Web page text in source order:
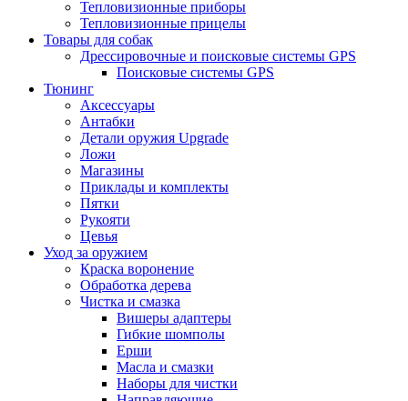
Тепловизионные приборы
Тепловизионные прицелы
Товары для собак
Дрессировочные и поисковые системы GPS
Поисковые системы GPS
Тюнинг
Аксессуары
Антабки
Детали оружия Upgrade
Ложи
Магазины
Приклады и комплекты
Пятки
Рукояти
Цевья
Уход за оружием
Краска воронение
Обработка дерева
Чистка и смазка
Вишеры адаптеры
Гибкие шомполы
Ерши
Масла и смазки
Наборы для чистки